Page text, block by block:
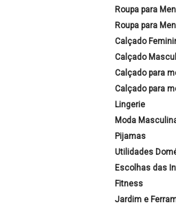
Roupa para
Roupa para
Calçado
Calçado
Calçado para
Calçado para
Lingerie
Moda
Pijamas
Utilidades
Escolhas das
Fitness
Jardim e